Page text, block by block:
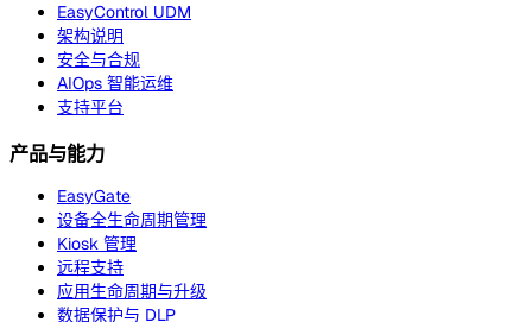
EasyControl UDM
架构说明
安全与合规
AIOps 智能运维
支持平台
产品与能力
EasyGate
设备全生命周期管理
Kiosk 管理
远程支持
应用生命周期与升级
数据保护与 DLP